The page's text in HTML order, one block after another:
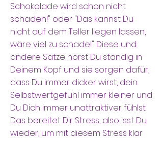
Schokolade wird schon nicht
schaden!" oder "Das kannst Du
nicht auf dem Teller liegen lassen,
wäre viel zu schade!" Diese und
andere Sätze hörst Du ständig in
Deinem Kopf und sie sorgen dafür,
dass Du immer dicker wirst, dein
Selbstwertgefühl immer kleiner und
Du Dich immer unattraktiver fühlst.
Das bereitet Dir Stress, also isst Du
wieder, um mit diesem Stress klar